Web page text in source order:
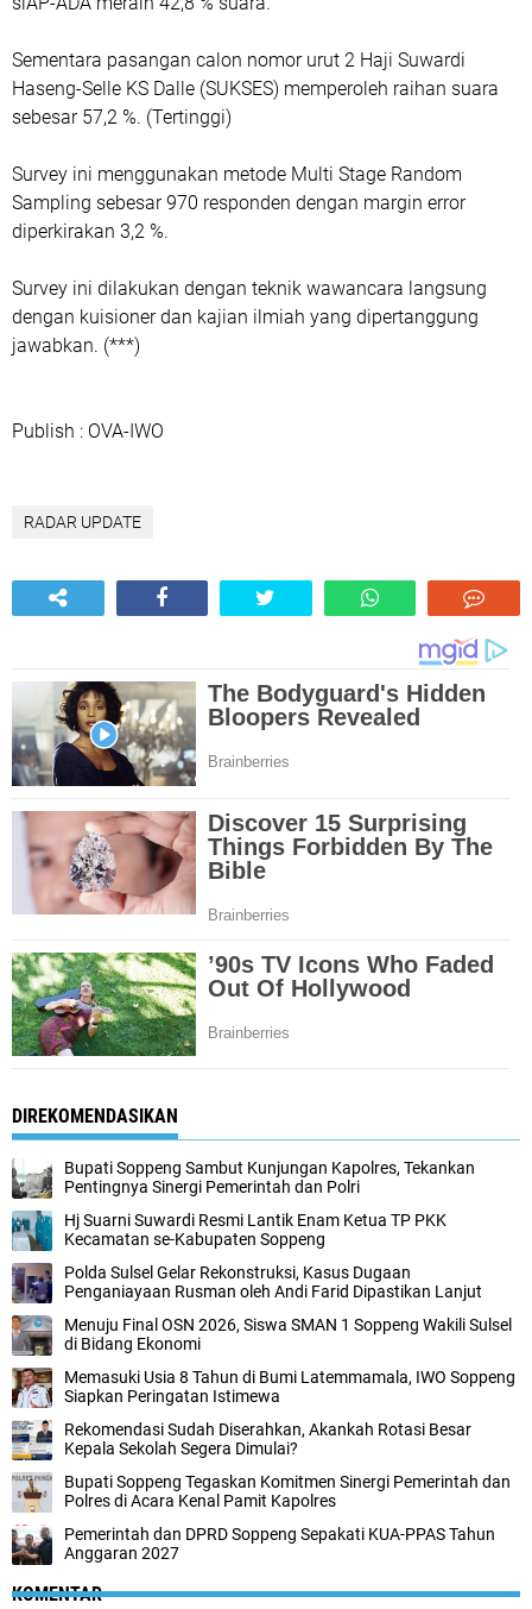
Sementara pasangan calon nomor urut 2 Haji Suwardi
Haseng-Selle KS Dalle (SUKSES) memperoleh raihan suara
sebesar 57,2 %. (Tertinggi)
Survey ini menggunakan metode Multi Stage Random
Sampling sebesar 970 responden dengan margin error
diperkirakan 3,2 %.
Survey ini dilakukan dengan teknik wawancara langsung
dengan kuisioner dan kajian ilmiah yang dipertanggung
jawabkan. (***)
Publish : OVA-IWO
RADAR UPDATE
DIREKOMENDASIKAN
Bupati Soppeng Sambut Kunjungan Kapolres, Tekankan
Pentingnya Sinergi Pemerintah dan Polri
Hj Suarni Suwardi Resmi Lantik Enam Ketua TP PKK
Kecamatan se-Kabupaten Soppeng
Polda Sulsel Gelar Rekonstruksi, Kasus Dugaan
Penganiayaan Rusman oleh Andi Farid Dipastikan Lanjut
Menuju Final OSN 2026, Siswa SMAN 1 Soppeng Wakili Sulsel
di Bidang Ekonomi
Memasuki Usia 8 Tahun di Bumi Latemmamala, IWO Soppeng
Siapkan Peringatan Istimewa
Rekomendasi Sudah Diserahkan, Akankah Rotasi Besar
Kepala Sekolah Segera Dimulai?
Bupati Soppeng Tegaskan Komitmen Sinergi Pemerintah dan
Polres di Acara Kenal Pamit Kapolres
Pemerintah dan DPRD Soppeng Sepakati KUA-PPAS Tahun
Anggaran 2027
KOMENTAR